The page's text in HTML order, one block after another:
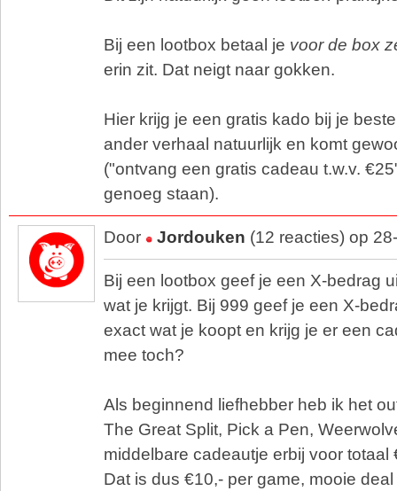
Bij een lootbox betaal je voor de box
erin zit. Dat neigt naar gokken.
Hier krijg je een gratis kado bij je
ander verhaal natuurlijk en komt
("ontvang een gratis cadeau t.w.v.
genoeg staan).
Door Jordouken (12 reacties) op
Bij een lootbox geef je een X-bedrag
wat je krijgt. Bij 999 geef je een X-
exact wat je koopt en krijg je er een
mee toch?
Als beginnend liefhebber heb ik het
The Great Split, Pick a Pen,
middelbare cadeautje erbij voor totaal
Dat is dus €10,- per game, mooie